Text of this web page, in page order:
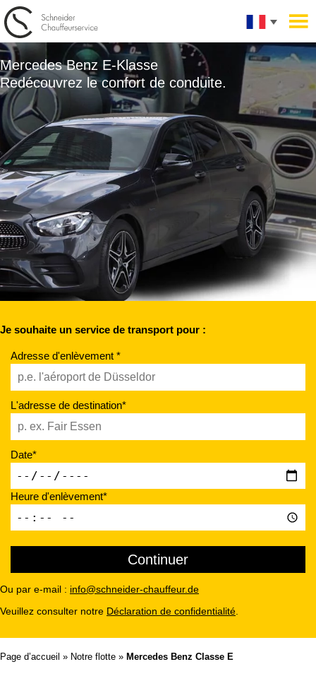
Mercedes Benz E-Klasse
Redécouvrez le confort de conduite.
Je souhaite un service de transport pour :
Adresse d'enlèvement *
L'adresse de destination*
Date*
Heure d'enlèvement*
Ou par e-mail : info@schneider-chauffeur.de
Veuillez consulter notre Déclaration de confidentialité
Page d’accueil » Notre flotte » Mercedes Benz Classe E